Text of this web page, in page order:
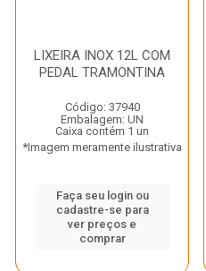
LIXEIRA INOX 12L COM
PEDAL TRAMONTINA
Código: 37940
Embalagem: UN
Caixa contém 1 un
*Imagem meramente ilustrativa
Faça seu login ou
cadastre-se para
ver preços e
comprar